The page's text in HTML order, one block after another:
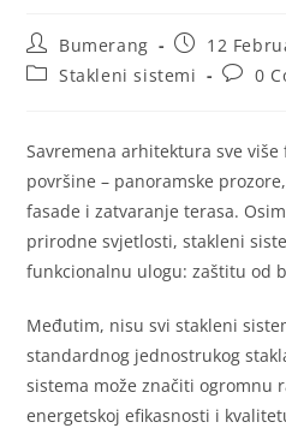
Bumerang
12
Stakleni sistemi
0
Savremena arhitektura sve
površine – panoramske
fasade i zatvaranje terasa.
prirodne svjetlosti, stakleni
funkcionalnu ulogu: zaštitu od
Međutim, nisu svi stakleni
standardnog jednostrukog
sistema može značiti ogromnu
energetskoj efikasnosti i